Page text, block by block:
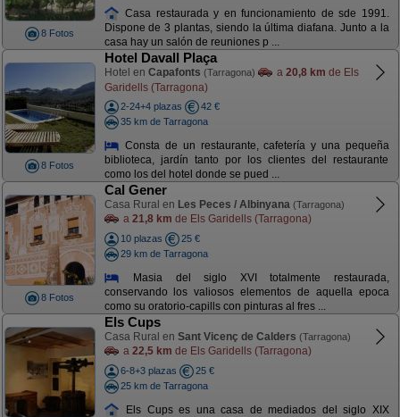
8 Fotos
Casa restaurada y en funcionamiento de sde 1991.
Dispone de 3 plantas, siendo la última diafana. Junto a la
casa hay un salón de reuniones p ...
8 Fotos
Hotel Davall Plaça
Hotel en Capafonts (Tarragona) a 20,8 km de Els
Garidells (Tarragona)
2-24+4 plazas
42 €
35 km de Tarragona
Consta de un restaurante, cafetería y una pequeña
biblioteca, jardín tanto por los clientes del restaurante
como los del hotel donde se pued ...
8 Fotos
Cal Gener
Casa Rural en Les Peces / Albinyana (Tarragona)
a 21,8 km de Els Garidells (Tarragona)
10 plazas
25 €
29 km de Tarragona
Masia del siglo XVI totalmente restaurada,
conservando los valiosos elementos de aquella epoca
como su oratorio-capills con pinturas al fres ...
Els Cups
Casa Rural en Sant Vicenç de Calders (Tarragona)
a 22,5 km de Els Garidells (Tarragona)
6-8+3 plazas
25 €
25 km de Tarragona
Els Cups es una casa de mediados del siglo XIX